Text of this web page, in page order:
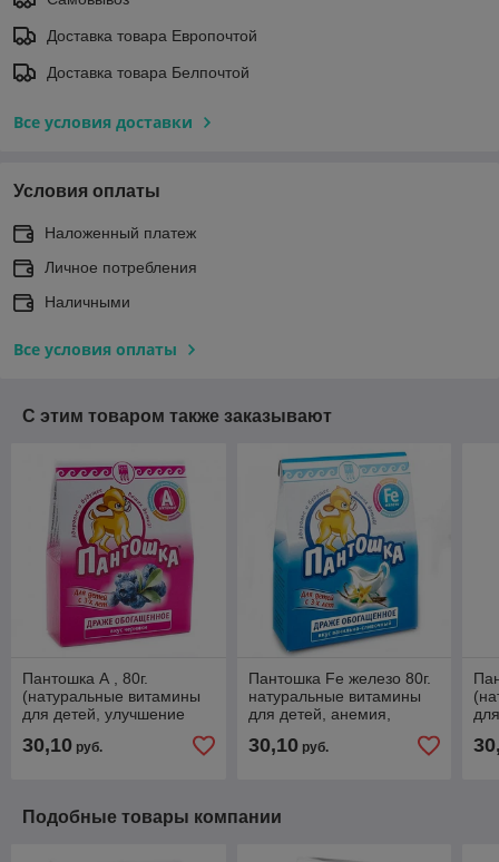
Доставка товара Европочтой
Доставка товара Белпочтой
Все условия доставки
Условия оплаты
Наложенный платеж
Личное потребления
Наличными
Все условия оплаты
С этим товаром также заказывают
Пантошка А , 80г.
(натуральные витамины
для детей, улучшение
ребенка, витамин А)
30,10 руб.
Пантошка Fe железо 80г.
натуральные витамины
для детей, анемия,
повышает гемоглобин,
30,10руб.
Подобные товары компании